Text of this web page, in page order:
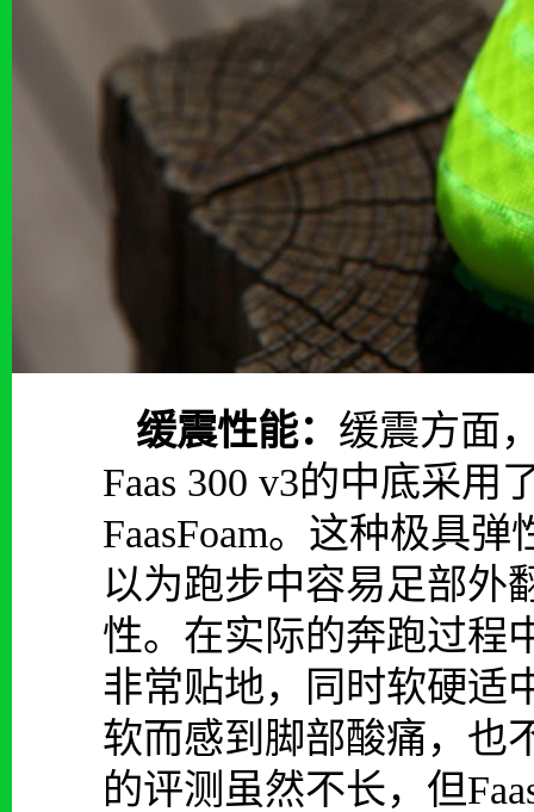
缓震性能： 缓震方面
Faas 300 v3的中底采用
FaasFoam。这种极具
以为跑步中容易足部外
性。在实际的奔跑过程
非常贴地，同时软硬适
软而感到脚部酸痛，也
的评测虽然不长，但